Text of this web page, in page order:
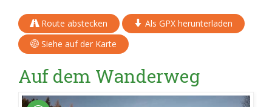
Route abstecken
Als GPX herunterladen
Siehe auf der Karte
Auf dem Wanderweg